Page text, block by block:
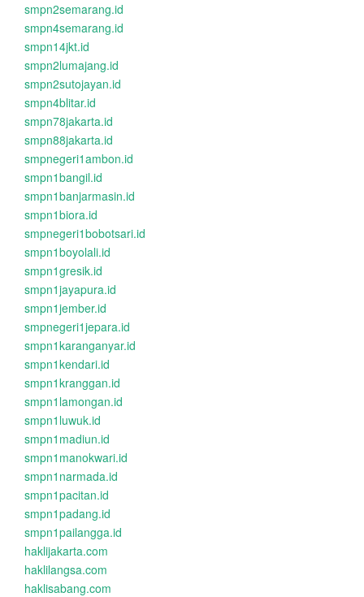
smpn2semarang.id
smpn4semarang.id
smpn14jkt.id
smpn2lumajang.id
smpn2sutojayan.id
smpn4blitar.id
smpn78jakarta.id
smpn88jakarta.id
smpnegeri1ambon.id
smpn1bangil.id
smpn1banjarmasin.id
smpn1biora.id
smpnegeri1bobotsari.id
smpn1boyolali.id
smpn1gresik.id
smpn1jayapura.id
smpn1jember.id
smpnegeri1jepara.id
smpn1karanganyar.id
smpn1kendari.id
smpn1kranggan.id
smpn1lamongan.id
smpn1luwuk.id
smpn1madiun.id
smpn1manokwari.id
smpn1narmada.id
smpn1pacitan.id
smpn1padang.id
smpn1pailangga.id
haklijakarta.com
haklilangsa.com
haklisabang.com